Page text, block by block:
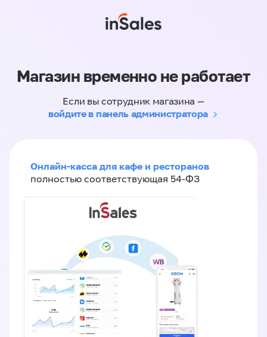
Магазин временно не работает
Если вы сотрудник магазина —
войдите в панель администратора
Онлайн-касса для кафе и ресторанов
полностью соответствующая 54-ФЗ